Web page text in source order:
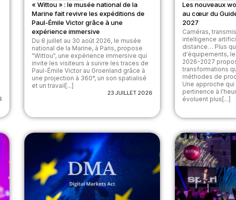
« Wittou » : le musée national de la
Marine fait revivre les expéditions de
Paul-Émile Victor grâce à une
expérience immersive
Du 8 juillet au 30 août 2026, le musée
national de la Marine, à Paris, propose
"Wittou", une expérience immersive qui
invite les visiteurs à suivre les traces de
Paul-Émile Victor au Groenland grâce à
une projection à 360°, un son spatialisé
et un travail[...]
23 JUILLET 2026
Les nouveaux
au cœur du
2027
Caméras,
intelligence
distance… Plus
d'équipements,
2026-2027
transformations
méthodes de
Une approche
pertinence à
évoluent plus[...]